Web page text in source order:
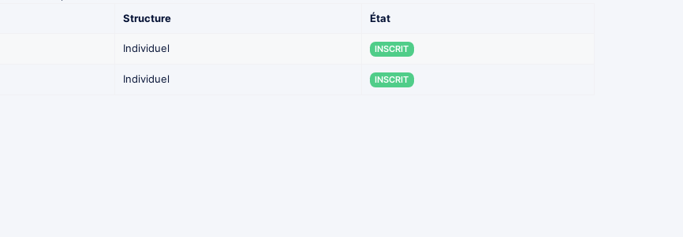
Structure État
Individuel INSCRIT
Individuel INSCRIT